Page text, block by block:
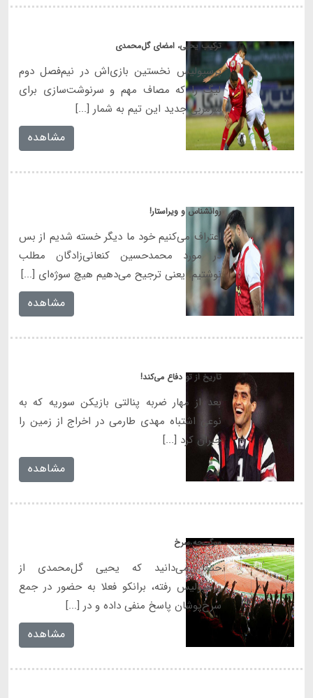
ترکیب یحیی، امضای گل‌محمدی
پرسپولیس نخستین بازی‌اش در نیم‌فصل دوم
لیگ را که مصاف مهم و سرنوشت‌سازی برای
سرمربی جدید این تیم به شمار [...]
مشاهده
روانشناس و ویراستار!
اعتراف می‌کنیم خود ما دیگر خسته شدیم از بس
در مورد محمدحسین کنعانی‌زادگان مطلب
نوشتیم. یعنی ترجیح می‌دهیم هیچ سوژه‌ای [...]
مشاهده
تاریخ از تو دفاع می‌کند!
بعد از مهار ضربه پنالتی بازیکن سوریه که به
نوعی اشتباه مهدی طارمی در اخراج از زمین را
جبران کرد [...]
مشاهده
سرگیـجه سرخ
حتما می‌دانید که یحیی گل‌محمدی از
پرسپولیس رفته، برانکو فعلا به حضور در جمع
سرخ‌پوشان پاسخ منفی داده و در [...]
مشاهده